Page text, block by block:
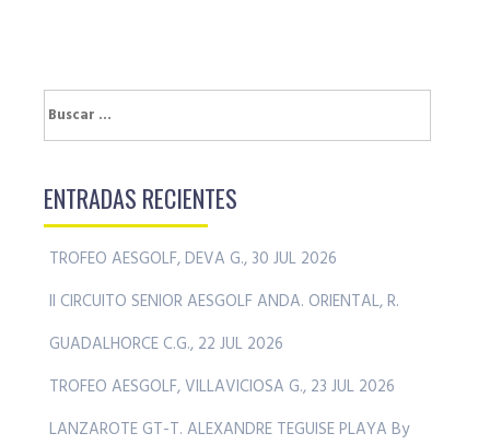
Buscar:
ENTRADAS RECIENTES
TROFEO AESGOLF, DEVA G., 30 JUL 2026
II CIRCUITO SENIOR AESGOLF ANDA. ORIENTAL, R.
GUADALHORCE C.G., 22 JUL 2026
TROFEO AESGOLF, VILLAVICIOSA G., 23 JUL 2026
LANZAROTE GT-T. ALEXANDRE TEGUISE PLAYA By